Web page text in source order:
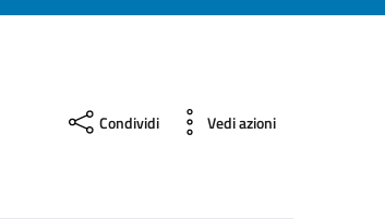
Condividi Vedi azioni